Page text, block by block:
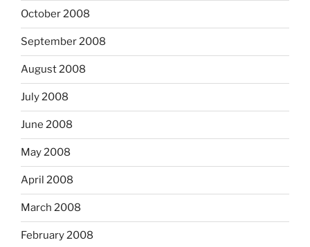
October 2008
September 2008
August 2008
July 2008
June 2008
May 2008
April 2008
March 2008
February 2008